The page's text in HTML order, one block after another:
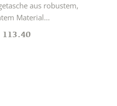
aus robustem,
Material...
113.40